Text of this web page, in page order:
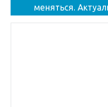
меняться.